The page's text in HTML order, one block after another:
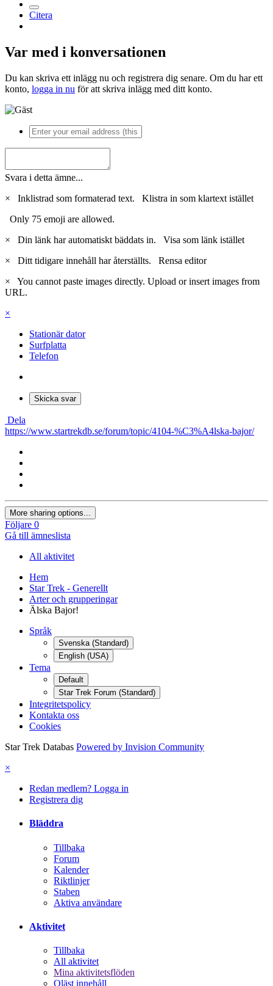
Citera
Var med i konversationen
Du kan skriva ett inlägg nu och registrera dig senare. Om du har ett
konto, logga in nu för att skriva inlägg med ditt konto.
Svara i detta ämne...
×
Inklistrad som formaterad text. Klistra in som klartext istället
Only 75 emoji are allowed.
×
Din länk har automatiskt bäddats in. Visa som länk istället
×
Ditt tidigare innehåll har återställts. Rensa editor
×
You cannot paste images directly. Upload or insert images from
URL.
×
Stationär dator
Surfplatta
Telefon
Skicka svar
Dela
https://www.startrekdb.se/forum/topic/4104-%C3%A4lska-bajor/
More sharing options...
Följare 0
Gå till ämneslista
All aktivitet
Hem
Star Trek - Generellt
Arter och grupperingar
Älska Bajor!
Språk
Svenska (Standard)
English (USA)
Tema
Default
Star Trek Forum (Standard)
Integritetspolicy
Kontakta oss
Cookies
Star Trek Databas Powered by Invision Community
×
Redan medlem? Logga in
Registrera dig
Bläddra
Tillbaka
Forum
Kalender
Riktlinjer
Staben
Aktiva användare
Aktivitet
Tillbaka
All aktivitet
Mina aktivitetsflöden
Oläst innehåll